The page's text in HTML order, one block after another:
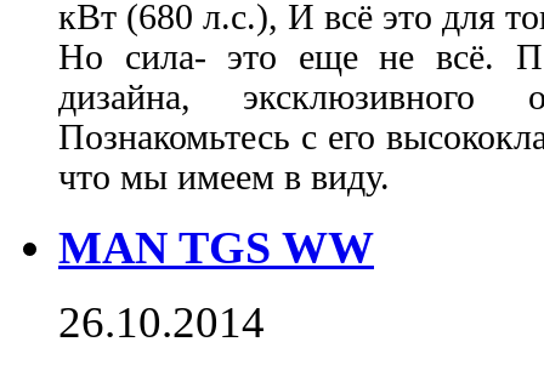
кВт (680 л.с.), И всё это для
Но сила- это еще не всё.
дизайна, эксклюзивного
Познакомьтесь с его
что мы имеем в виду.
MAN TGS WW
26.10.2014